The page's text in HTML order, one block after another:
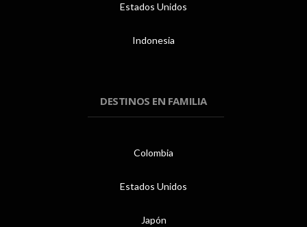
Estados Unidos
Indonesia
DESTINOS EN FAMILIA
Colombia
Estados Unidos
Japón